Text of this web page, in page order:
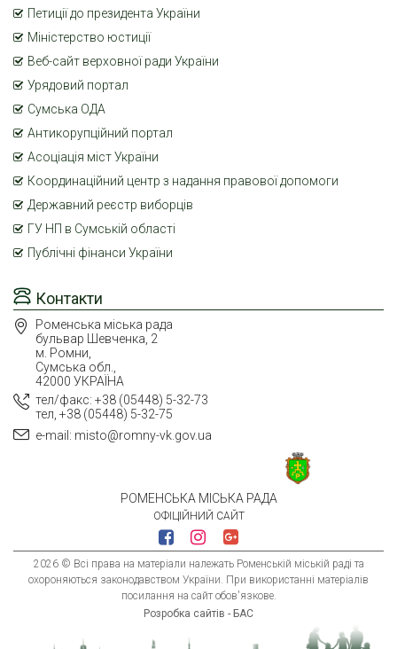
РОМЕНСЬКА МІСЬКА РАДА
ОФІЦІЙНИЙ САЙТ
2026 © Всі права на матеріали належать Роменській міській раді та
охороняються законодавством України. При використанні матеріалів
посилання на сайт обов'язкове.
Розробка сайтів - БАС
Контакти
Роменська міська рада
бульвар Шевченка, 2
м. Ромни,
Сумська обл.,
42000 УКРАЇНА
тел/факс: +38 (05448) 5-32-73
тел, +38 (05448) 5-32-75
e-mail: misto@romny-vk.gov.ua
Петиції до президента України
Міністерство юстиції
Веб-сайт верховної ради України
Урядовий портал
Сумська ОДА
Антикорупційний портал
Асоціація міст України
Координаційний центр з надання правової допомоги
Державний реєстр виборців
ГУ НП в Сумській області
Публічні фінанси України